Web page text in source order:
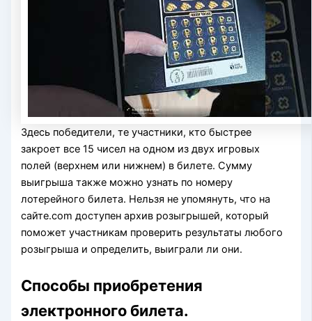
Здесь победители, те участники, кто быстрее
закроет все 15 чисел на одном из двух игровых
полей (верхнем или нижнем) в билете. Сумму
выигрыша также можно узнать по номеру
лотерейного билета. Нельзя не упомянуть, что на
сайте.com доступен архив розыгрышей, который
поможет участникам проверить результаты любого
розыгрыша и определить, выиграли ли они.
Способы приобретения
электронного билета.